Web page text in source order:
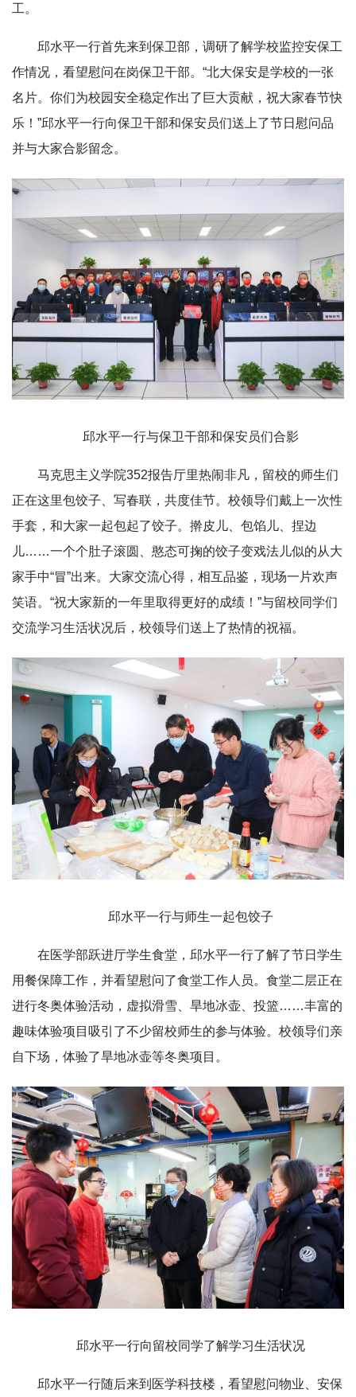
工。
邱水平一行首先来到保卫部，调研了解学校监控安保工
作情况，看望慰问在岗保卫干部。“北大保安是学校的一张
名片。你们为校园安全稳定作出了巨大贡献，祝大家春节快
乐！”邱水平一行向保卫干部和保安员们送上了节日慰问品
并与大家合影留念。
邱水平一行与保卫干部和保安员们合影
马克思主义学院352报告厅里热闹非凡，留校的师生们
正在这里包饺子、写春联，共度佳节。校领导们戴上一次性
手套，和大家一起包起了饺子。擀皮儿、包馅儿、捏边
儿……一个个肚子滚圆、憨态可掬的饺子变戏法儿似的从大
家手中“冒”出来。大家交流心得，相互品鉴，现场一片欢声
笑语。“祝大家新的一年里取得更好的成绩！”与留校同学们
交流学习生活状况后，校领导们送上了热情的祝福。
邱水平一行与师生一起包饺子
在医学部跃进厅学生食堂，邱水平一行了解了节日学生
用餐保障工作，并看望慰问了食堂工作人员。食堂二层正在
进行冬奥体验活动，虚拟滑雪、旱地冰壶、投篮……丰富的
趣味体验项目吸引了不少留校师生的参与体验。校领导们亲
自下场，体验了旱地冰壶等冬奥项目。
邱水平一行向留校同学了解学习生活状况
邱水平一行随后来到医学科技楼，看望慰问物业、安保